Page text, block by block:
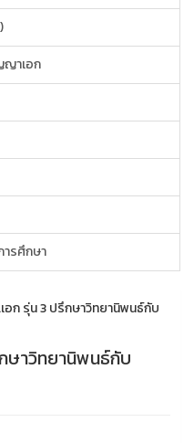
าเอก
รศึกษา
อก รุ่น 3 ปรึกษาวิทยานิพนธ์กับ
ษาวิทยานิพนธ์กับ